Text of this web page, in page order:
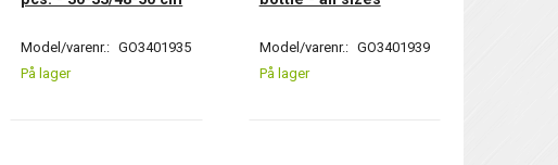
Model/varenr.: GO3401935
På lager
Model/varenr.: GO3401939
På lager